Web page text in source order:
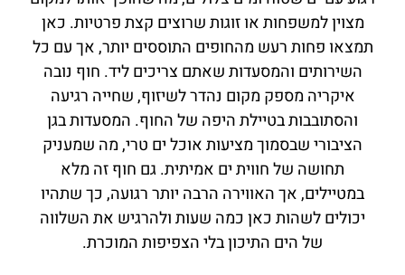
מצוין למשפחות או זוגות שרוצים קצת פרטיות. כאן
תמצאו פחות רעש מהחופים התוססים יותר, אך עם כל
השירותים והמסעדות שאתם צריכים ליד. חוף נובה
איקריה מספק מקום נהדר לשיזוף, שחייה רגיעה
והסתובבות בטיילת היפה של החוף. המסעדות בגן
הציבורי שבסמוך מציעות אוכל ים טרי, מה שמעניק
תחושה של חווית ים אמיתית. גם חוף זה מלא
במטיילים, אך האווירה הרבה יותר רגועה, כך שתהיו
יכולים לשהות כאן כמה שעות ולהרגיש את השלווה
של הים התיכון בלי הצפיפות המוכרת.